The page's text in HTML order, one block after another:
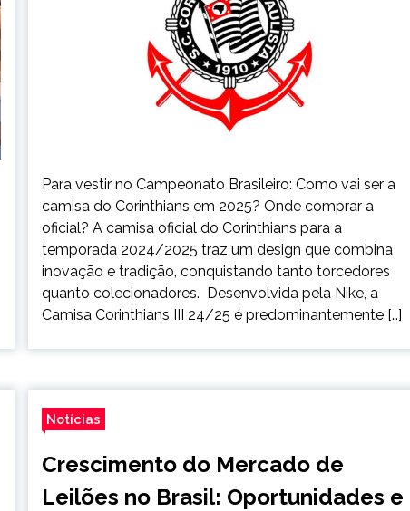
Para vestir no Campeonato Brasileiro: Como vai ser a
camisa do Corinthians em 2025? Onde comprar a
oficial? A camisa oficial do Corinthians para a
temporada 2024/2025 traz um design que combina
inovação e tradição, conquistando tanto torcedores
quanto colecionadores. Desenvolvida pela Nike, a
Camisa Corinthians III 24/25 é predominantemente […]
Notícias
Crescimento do Mercado de
Leilões no Brasil: Oportunidades e